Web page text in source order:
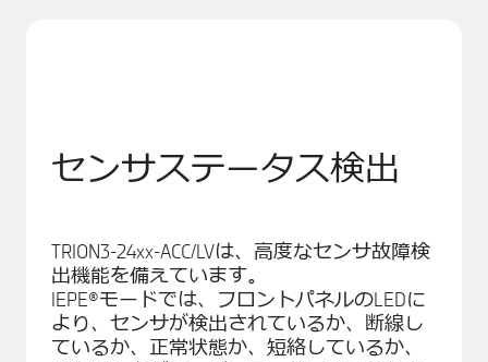
センサステータス検出
TRION3-24xx-ACC/LVは、高度なセンサ故障検
出機能を備えています。
IEPE®モードでは、フロントパネルのLEDに
より、センサが検出されているか、断線し
ているか、正常状態か、短絡しているか、